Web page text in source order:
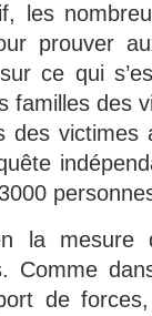
les
prouver
ce qui
des
des victimes
la mesure
Comme
de